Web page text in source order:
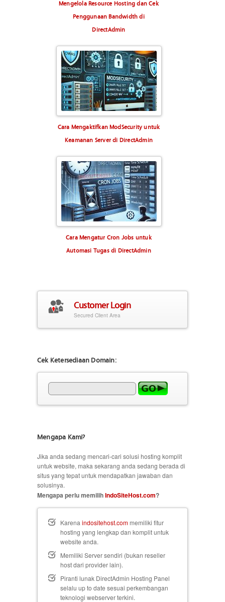
Mengelola Resource Hosting dan Cek
Penggunaan Bandwidth di
DirectAdmin
Cara Mengaktifkan ModSecurity untuk
Keamanan Server di DirectAdmin
Cara Mengatur Cron Jobs untuk
Automasi Tugas di DirectAdmin
Customer Login
Secured Client Area
Cek Ketersediaan Domain:
Mengapa Kami?
Jika anda sedang mencari-cari solusi hosting komplit
untuk website, maka sekarang anda sedang berada di
situs yang tepat untuk mendapatkan jawaban dan
solusinya.
Mengapa perlu memilihIndoSiteHost.com?
Karena indositehost.commemiliki fitur
hosting yang lengkap dan komplit untuk
website anda.
Memiliki Server sendiri (bukan reseller
host dari provider lain).
Piranti lunak DirectAdmin Hosting Panel
selalu up to date sesuai perkembangan
teknologi webserver terkini.